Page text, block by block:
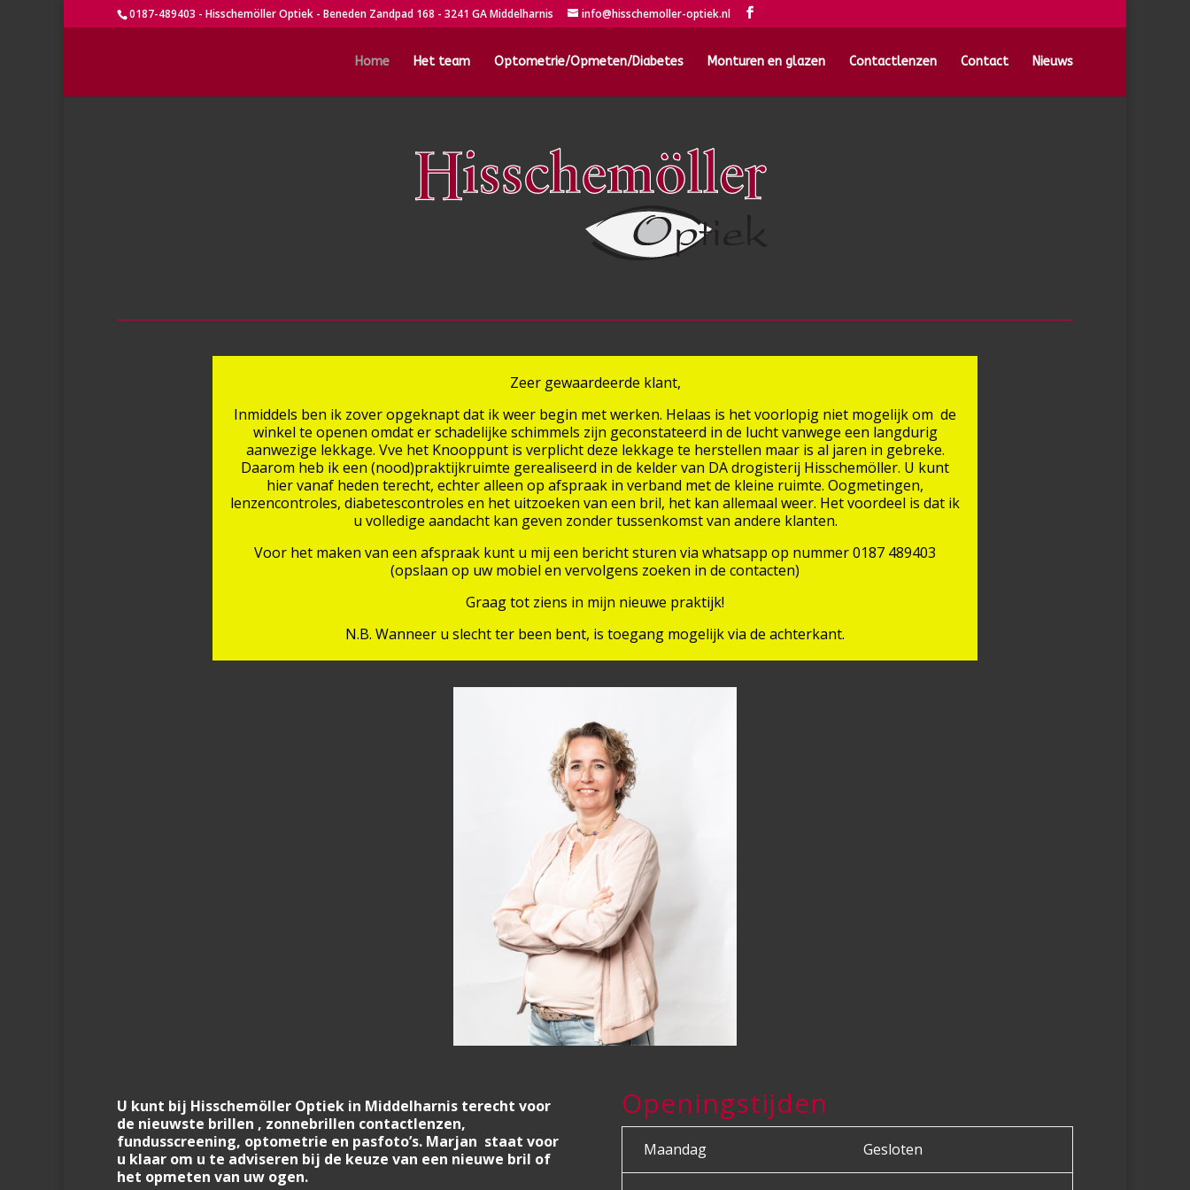
0187-489403 - Hisschemöller Optiek - Beneden Zandpad 168 - 3241 GA Middelharnis info@hisschemoller-optiek.nl
Home Het team Optometrie/Opmeten/Diabetes Monturen en glazen Contactlenzen Contact Nieuws
Zeer gewaardeerde klant,
Inmiddels ben ik zover opgeknapt dat ik weer begin met werken. Helaas is het voorlopig niet mogelijk om de
winkel te openen omdat er schadelijke schimmels zijn geconstateerd in de lucht vanwege een langdurig
aanwezige lekkage. Vve het Knooppunt is verplicht deze lekkage te herstellen maar is al jaren in gebreke.
Daarom heb ik een (nood)praktijkruimte gerealiseerd in de kelder van DA drogisterij Hisschemöller. U kunt
hier vanaf heden terecht, echter alleen op afspraak in verband met de kleine ruimte. Oogmetingen,
lenzencontroles, diabetescontroles en het uitzoeken van een bril, het kan allemaal weer. Het voordeel is dat ik
u volledige aandacht kan geven zonder tussenkomst van andere klanten.
Voor het maken van een afspraak kunt u mij een bericht sturen via whatsapp op nummer 0187 489403
(opslaan op uw mobiel en vervolgens zoeken in de contacten)
Graag tot ziens in mijn nieuwe praktijk!
N.B. Wanneer u slecht ter been bent, is toegang mogelijk via de achterkant.
U kunt bij Hisschemöller Optiek in Middelharnis terecht voor
de nieuwste brillen , zonnebrillen contactlenzen,
fundusscreening, optometrie en pasfoto’s. Marjan staat voor
u klaar om u te adviseren bij de keuze van een nieuwe bril of
het opmeten van uw ogen.
Openingstijden
Maandag Gesloten